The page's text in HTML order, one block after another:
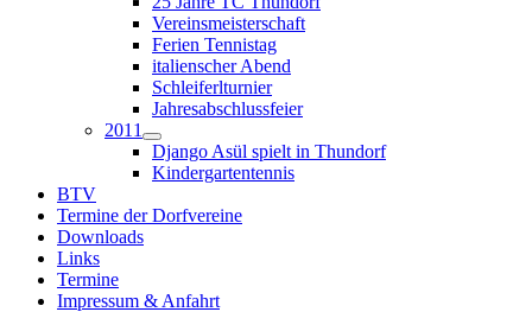
Vereinsmeisterschaft
Ferien Tennistag
italienscher Abend
Schleiferlturnier
Jahresabschlussfeier
2011
Django Asül spielt in Thundorf
Kindergartentennis
BTV
Termine der Dorfvereine
Downloads
Links
Termine
Impressum & Anfahrt